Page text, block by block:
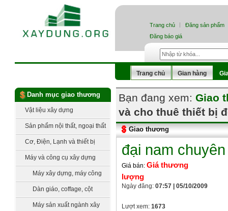
Trang chủ
Đăng sản phẩm
Đăng báo giá
Trang chủ Gian hàng
Danh mục giao thương
Vật liệu xây dựng
Sản phẩm nội thất, ngoại thất
Cơ, Điện, Lạnh và thiết bị
công nghệ
Máy và công cụ xây dựng
Máy xây dựng, máy công
Dàn giáo, coffage, cột
chống, ván khuôn
Máy sản xuất ngành xây
Bạn đang xem: Giao
và cho thuê thiết bị
Giao thương
đại nam
Giá bán: Giá thương
lượng
Ngày đăng: 07:57 | 05/10/2009
Lượt xem: 1673